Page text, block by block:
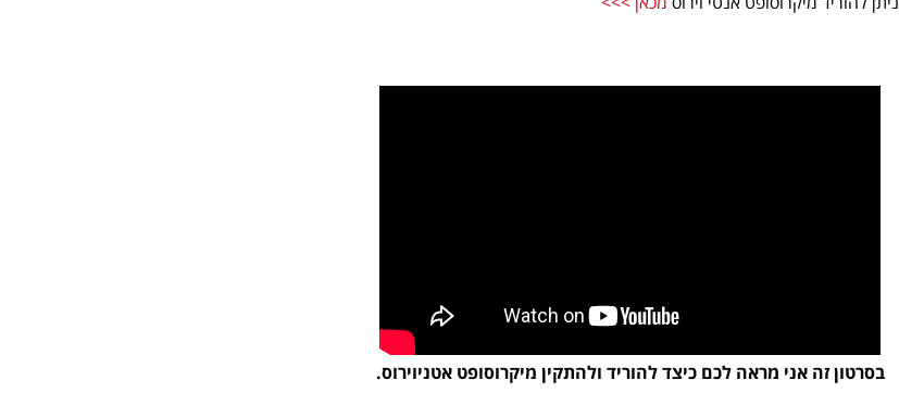
בסרטון זה אני מראה לכם כיצד להוריד ולהתקין מיקרוסופט אטניוירוס.